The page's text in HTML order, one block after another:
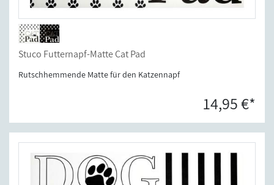
Stuco Futternapf-Matte Cat Pad
Rutschhemmende Matte für den Katzennapf
14,95 €*